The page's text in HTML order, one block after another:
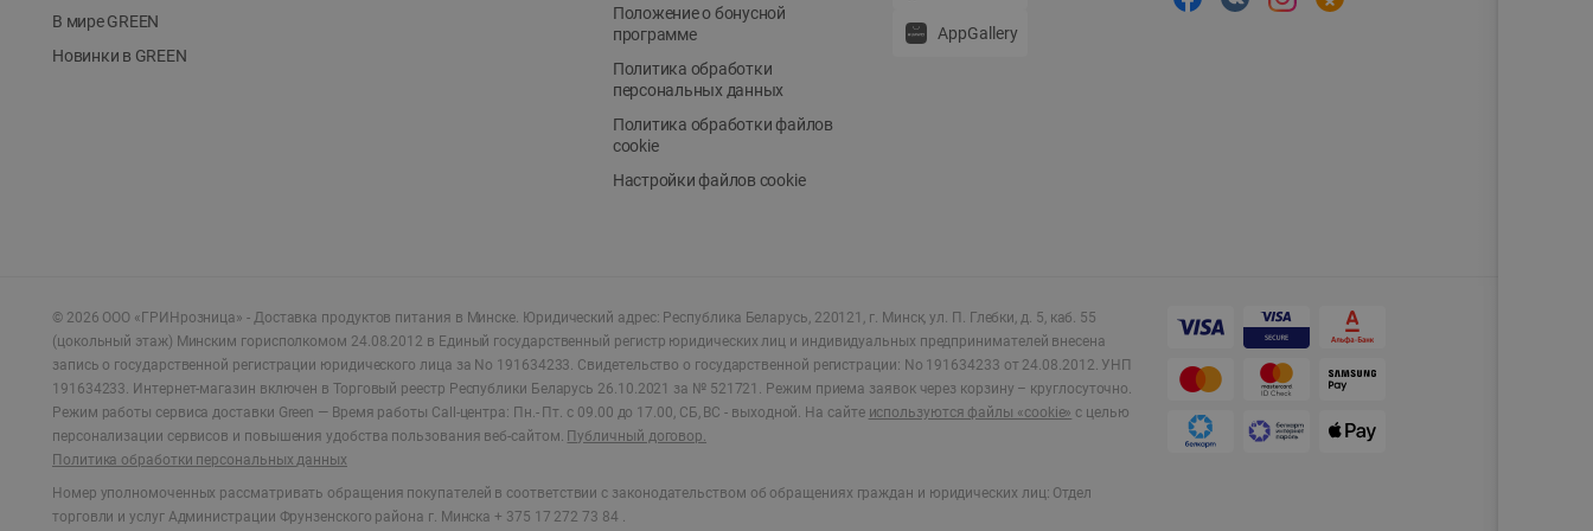
В мире GREEN
Новинки в GREEN
Положение о бонусной
программе
Политика обработки
персональных данных
Политика обработки файлов
cookie
Настройки файлов cookie
AppGallery
© 2026 ООО «ГРИНрозница» - Доставка продуктов питания в Минске. Юридический адрес: Республика Беларусь, 220121, г. Минск, ул. П. Глебки, д. 5, каб. 55
(цокольный этаж) Минским горисполкомом 24.08.2012 в Единый государственный регистр юридических лиц и индивидуальных предпринимателей внесена
запись о государственной регистрации юридического лица за No 191634233. Свидетельство о государственной регистрации: No 191634233 от 24.08.2012. УНП
191634233. Интернет-магазин включен в Торговый реестр Республики Беларусь 26.10.2021 за № 521721. Режим приема заявок через корзину – круглосуточно.
Режим работы сервиса доставки Green — Время работы Call-центра: Пн.- Пт. с 09.00 до 17.00, СБ, ВС - выходной. На сайте используются файлы «cookie» с целью
персонализации сервисов и повышения удобства пользования веб-сайтом. Публичный договор.
Политика обработки персональных данных
Номер уполномоченных рассматривать обращения покупателей в соответствии с законодательством об обращениях граждан и юридических лиц: Отдел
торговли и услуг Администрации Фрунзенского района г. Минска + 375 17 272 73 84 .